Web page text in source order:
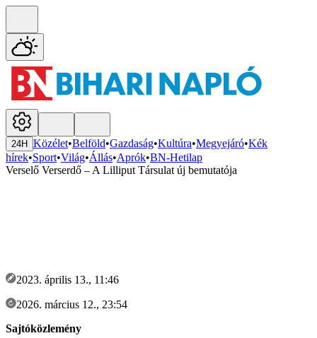
24H Közélet•Belföld•Gazdaság•Kultúra•Megyejáró•Kék
hírek•Sport•Világ•Állás•Aprók•BN-Hetilap
Verselő Verserdő – A Lilliput Társulat új bemutatója
2023. április 13., 11:46
2026. március 12., 23:54
Sajtóközlemény